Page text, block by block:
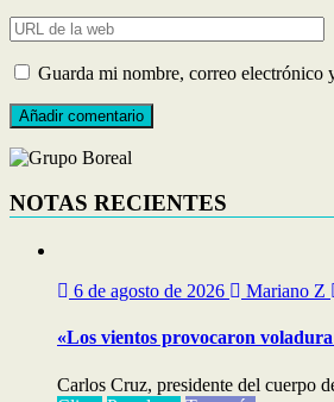
Guarda mi nombre, correo electrónico
NOTAS RECIENTES
6 de agosto de 2026 Mariano Z
«Los vientos provocaron voladura
Carlos Cruz, presidente del cuerpo